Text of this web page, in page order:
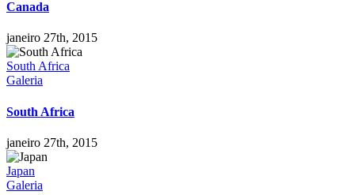
Canada
janeiro 27th, 2015
South Africa
Galeria
South Africa
janeiro 27th, 2015
Japan
Galeria